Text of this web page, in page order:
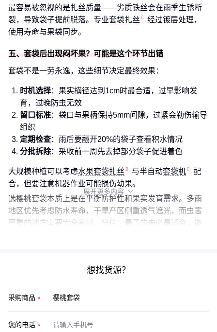
最容易被忽视的是扎丝质量——劣质铁丝会在雨季生锈断
裂，导致袋子提前脱落。专业套袋扎丝
经过镀层处理，
使用寿命与果袋同步。
五、套袋后出现闷坏果？可能是这个环节出错
套袋不是一劳永逸，这些细节决定最终效果：
时机选择：果实横径达到1cm时最合适，过早影响发
育，过晚防虫无效
留口标准：袋口与果柄保持5mm间隙，过紧会勒伤输导
组织
定期检查：雨后要翻开20%的袋子查看积水情况
分批拆除：采收前一周先去掉部分袋子促进着色
大规模种植可以考虑水果套袋扎丝 与半自动套袋机
配
合，但要注意机器作业可能损伤幼果。
选樱桃套袋本质上是在平衡防护性和果实发育需求。多雨
地区优先考虑防水寿命，干旱产区侧重透气遮光，而虫害
严重的地方需要完全密封。记住：最贵的未必最适合，能
展开更多内容 
想找货源？
采购商品
您的电话